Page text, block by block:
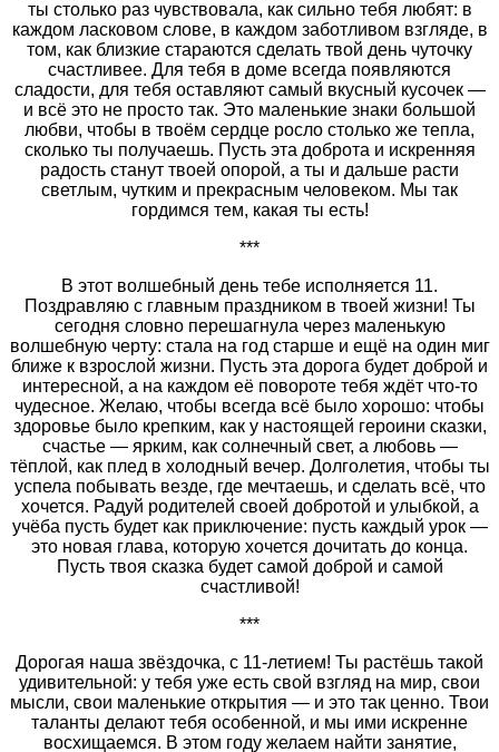
ты столько раз чувствовала, как сильно тебя любят: в
каждом ласковом слове, в каждом заботливом взгляде, в
том, как близкие стараются сделать твой день чуточку
счастливее. Для тебя в доме всегда появляются
сладости, для тебя оставляют самый вкусный кусочек —
и всё это не просто так. Это маленькие знаки большой
любви, чтобы в твоём сердце росло столько же тепла,
сколько ты получаешь. Пусть эта доброта и искренняя
радость станут твоей опорой, а ты и дальше расти
светлым, чутким и прекрасным человеком. Мы так
гордимся тем, какая ты есть!
***
В этот волшебный день тебе исполняется 11.
Поздравляю с главным праздником в твоей жизни! Ты
сегодня словно перешагнула через маленькую
волшебную черту: стала на год старше и ещё на один миг
ближе к взрослой жизни. Пусть эта дорога будет доброй и
интересной, а на каждом её повороте тебя ждёт что-то
чудесное. Желаю, чтобы всегда всё было хорошо: чтобы
здоровье было крепким, как у настоящей героини сказки,
счастье — ярким, как солнечный свет, а любовь —
тёплой, как плед в холодный вечер. Долголетия, чтобы ты
успела побывать везде, где мечтаешь, и сделать всё, что
хочется. Радуй родителей своей добротой и улыбкой, а
учёба пусть будет как приключение: пусть каждый урок —
это новая глава, которую хочется дочитать до конца.
Пусть твоя сказка будет самой доброй и самой
счастливой!
***
Дорогая наша звёздочка, с 11‑летием! Ты растёшь такой
удивительной: у тебя уже есть свой взгляд на мир, свои
мысли, свои маленькие открытия — и это так ценно. Твои
таланты делают тебя особенной, и мы ими искренне
восхищаемся. В этом году желаем найти занятие,